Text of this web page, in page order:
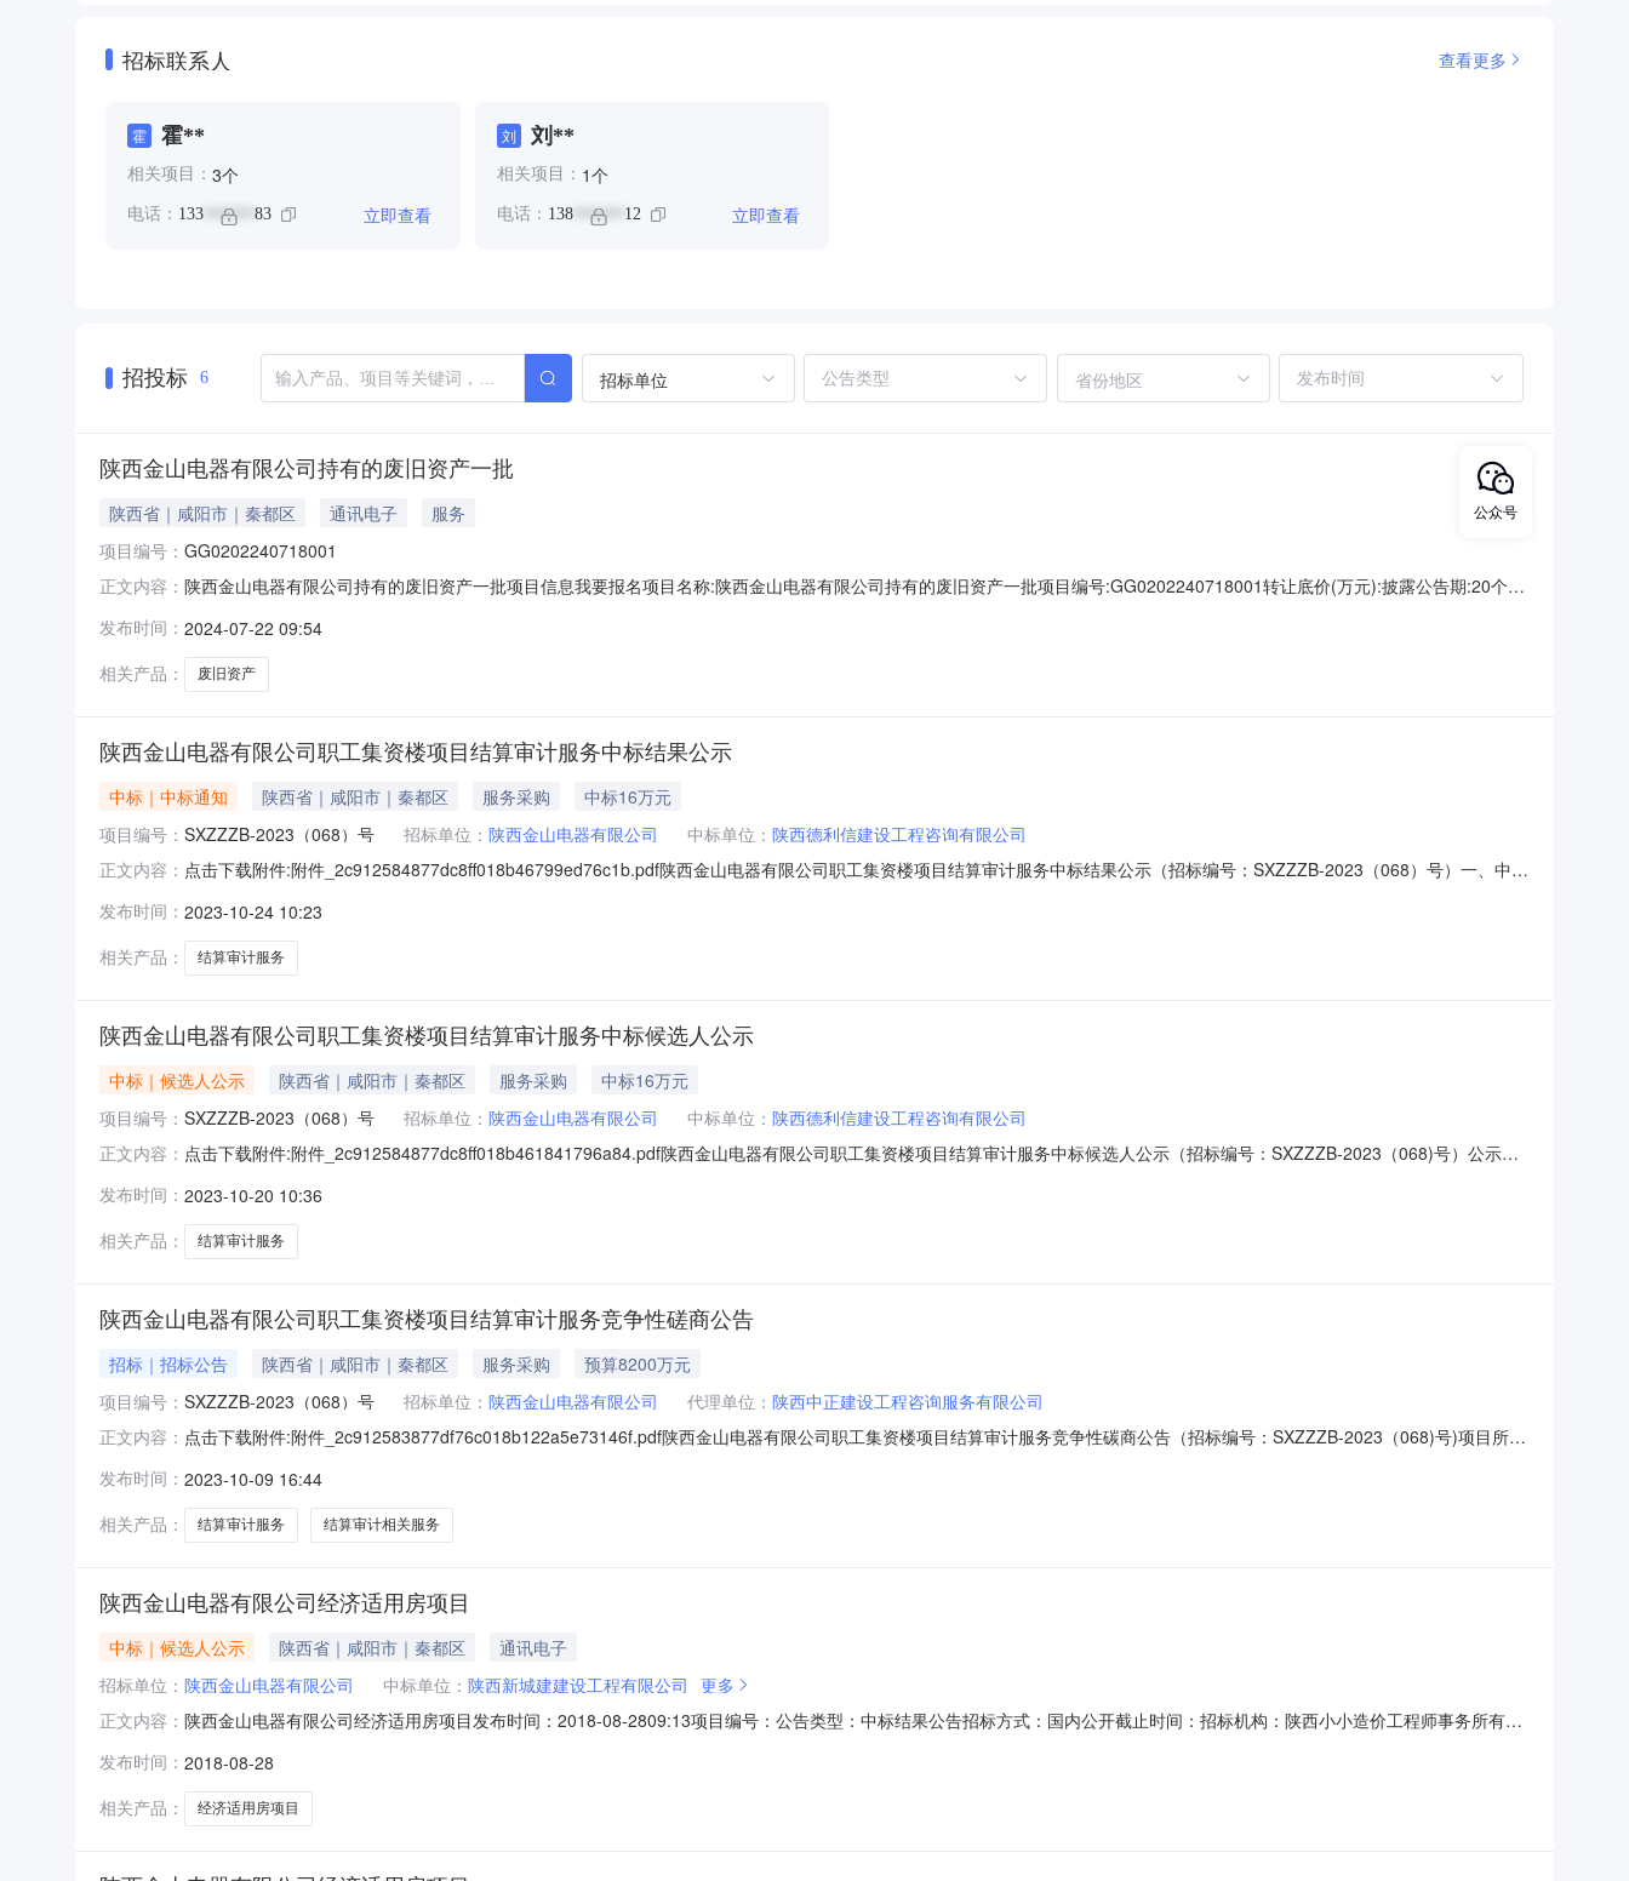
招标联系人 查看更多
霍 霍**
相关项目： 3个
电话： 133 ****** 83 立即查看
刘 刘**
相关项目： 1个
电话： 138****** 12 立即查看
招投标 6 招标单位 省份地区
陕西金山电器有限公司持有的废旧资产一批
陕西省｜咸阳市｜秦都区 通讯电子
服务
项目编号： GG0202240718001
正文内容： 陕西金山电器有限公司持有的废旧资产一批项目信息我要报名项目名称:陕西金山电器有限公司持有的废旧资产一批项目编号:GG0202240718001转让底价(万元):披露公告期:20个工
期:2024-08-1617:00:00.0咨询报名:陈伟029-68296587交易方式:挂牌期满后;如征集到一家意向受让方，延长挂牌;如征集到两家意向受让方，网络
发布时间： 2024-07-22 09:54
相关产品：
废旧资产
陕西金山电器有限公司职工集资楼项目结算审计服务中标结果公示
中标｜中标通知 陕西省｜咸阳市｜秦都区 服务采购
中标16万元
项目编号： SXZZZB-2023（068）号 招标单位： 陕西金山电器有限公司 中标单位： 陕西德利信建设工程咨询有限公司
正文内容： 点击下载附件:附件_2c912584877dc8ff018b46799ed76c1b.pdf陕西金山电器有限公司职工集资楼项目结算审计服务中标结果公示（招标编号：SXZZZB-2023（068）号）一、中标
门本招标项目的监督部门为陕西金山电器有限公司纪委。四、联系方式招标人：陕西金山电器有限公司地址：陕西省咸阳市秦都区金华路2号联系人：霍主任电话：
发布时间： 2023-10-24 10:23
相关产品：
结算审计服务
陕西金山电器有限公司职工集资楼项目结算审计服务中标候选人公示
中标｜候选人公示 陕西省｜咸阳市｜秦都区 服务采购
中标16万元
项目编号： SXZZZB-2023（068）号 招标单位： 陕西金山电器有限公司 中标单位： 陕西德利信建设工程咨询有限公司
正文内容： 点击下载附件:附件_2c912584877dc8ff018b461841796a84.pdf陕西金山电器有限公司职工集资楼项目结算审计服务中标候选人公示（招标编号：SXZZZB-2023（068)号）公示结
有限公司，投标报价：16.0000万元，质量：符合《建设工程造价咨询成果文件质量标准》，工期/交货期/服务期：20天；中标候选人第2名：陕西泰
发布时间： 2023-10-20 10:36
相关产品：
结算审计服务
陕西金山电器有限公司职工集资楼项目结算审计服务竞争性磋商公告
招标｜招标公告 陕西省｜咸阳市｜秦都区 服务采购
预算8200万元
项目编号： SXZZZB-2023（068）号 招标单位： 陕西金山电器有限公司 代理单位： 陕西中正建设工程咨询服务有限公司
正文内容： 点击下载附件:附件_2c912583877df76c018b122a5e73146f.pdf陕西金山电器有限公司职工集资楼项目结算审计服务竞争性碳商公告（招标编号：SXZZZB-2023（068)号)项目所在
元，招标人为陕西金山电器有限公司。本项目已具备招标条件，现招标方式为其它方式。二、项目概况和招标范围规模：陕西金山电器有限公司职工集资楼项目结
发布时间： 2023-10-09 16:44
相关产品：
结算审计服务 结算审计相关服务
陕西金山电器有限公司经济适用房项目
中标｜候选人公示 陕西省｜咸阳市｜秦都区
通讯电子
招标单位： 陕西金山电器有限公司 中标单位： 陕西新城建建设工程有限公司 更多
正文内容： 陕西金山电器有限公司经济适用房项目发布时间：2018-08-2809:13项目编号：公告类型：中标结果公告招标方式：国内公开截止时间：招标机构：陕西小小造价工程师事务所有限
公司拟中标人：第一名：陕西新城建建设工程有限公司项目经理：谢建海项目经理证书：建筑工程一级注册建造师项目经理证书编号：陕161151614466中标价：92412120.25元第
发布时间： 2018-08-28
相关产品：
经济适用房项目
公众号